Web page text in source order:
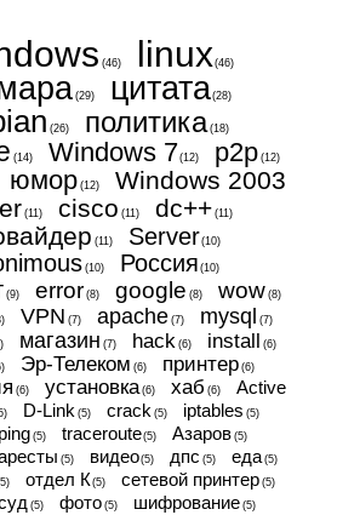
(46) linux (46)
(29) цитата(28)
(26) политика(18)
(14) Windows 7(12) p2p (12)
юмор (12)
Windows 2003
(11) cisco (11) dc++ (11)
(11) Server(10)
(10) Россия (10)
(9) error (8) google (8) wow (8)
VPN (7) apache (7) mysql (7)
магазин (7) hack (6) install (6)
Эр-Телеком (6) принтер (6)
(6) установка(6) хаб (6)
Active
D-Link (5) crack (5) iptables (5)
ping (5) traceroute(5) Азаров (5)
(5) видео(5) дпс (5) еда (5)
отдел К (5) сетевой принтер (5)
(5) фото (5) шифрование (5)